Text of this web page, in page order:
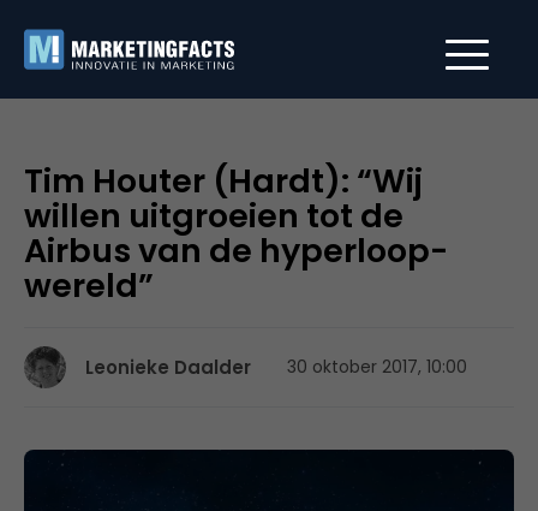
Tim Houter (Hardt): “Wij
willen uitgroeien tot de
Airbus van de hyperloop-
wereld”
Leonieke Daalder 30 oktober 2017, 10:00